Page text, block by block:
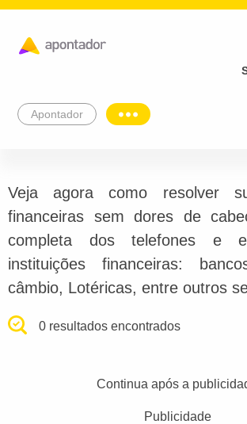
Apontador
Veja agora como resolver
financeiras sem dores de
completa dos telefones e
instituições financeiras:
câmbio, Lotéricas, entre outros
0 resultados encontrados
Continua após a
Publicidade